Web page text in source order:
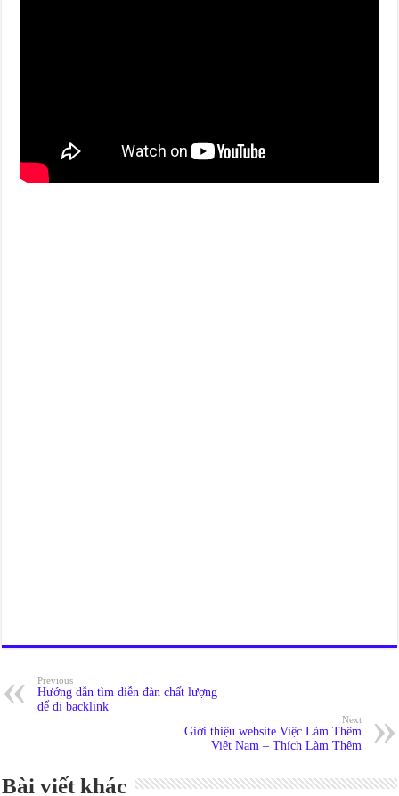
Previous
Hướng dẫn tìm diễn đàn chất lượng
để đi backlink
Next
Giới thiệu website Việc Làm Thêm
Việt Nam – Thích Làm Thêm
Bài viết khác